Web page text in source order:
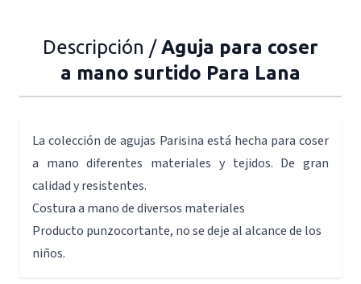
Descripción /Aguja para coser
a mano surtido Para Lana
La colección de agujas Parisina está hecha para coser
a mano diferentes materiales y tejidos. De gran
calidad y resistentes.
Costura a mano de diversos materiales
Producto punzocortante, no se deje al alcance de los
niños.